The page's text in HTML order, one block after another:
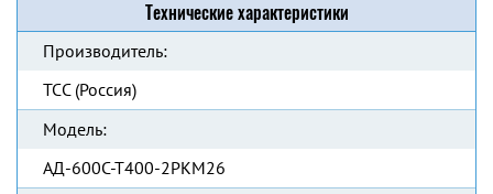
Технические характеристики
Производитель:
ТСС (Россия)
Модель:
АД-600С-Т400-2РКМ26